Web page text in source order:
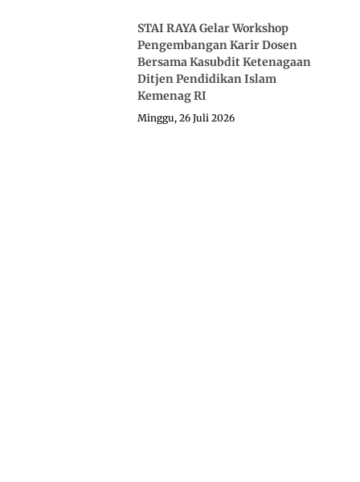
STAI RAYA Gelar Workshop
Pengembangan Karir Dosen
Bersama Kasubdit Ketenagaan
Ditjen Pendidikan Islam
Kemenag RI
Minggu, 26 Juli 2026